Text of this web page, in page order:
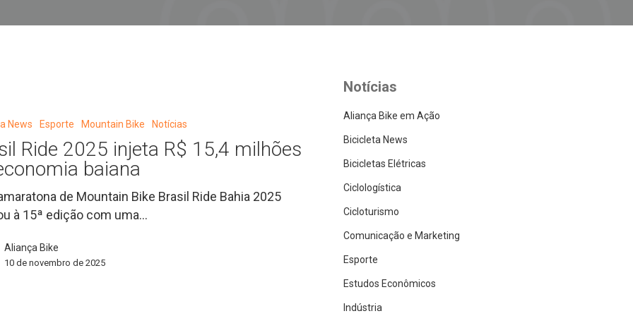
News Esporte Mountain Bike Notícias
Ride 2025 injeta R$ 15,4 milhões
baiana
de Mountain Bike Brasil Ride Bahia 2025
à 15ª edição com uma…
Aliança Bike
10 de novembro de 2025
Notícias
Aliança Bike em Ação
Bicicleta News
Bicicletas Elétricas
Ciclologística
Cicloturismo
Comunicação e Marketing
Esporte
Estudos Econômicos
Indústria